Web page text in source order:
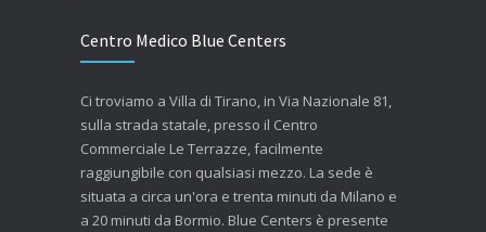
Centro Medico Blue Centers
Ci troviamo a Villa di Tirano, in Via Nazionale 81,
sulla strada statale, presso il Centro
Commerciale Le Terrazze, facilmente
raggiungibile con qualsiasi mezzo. La sede è
situata a circa un'ora e trenta minuti da Milano e
a 20 minuti da Bormio. Blue Centers è presente